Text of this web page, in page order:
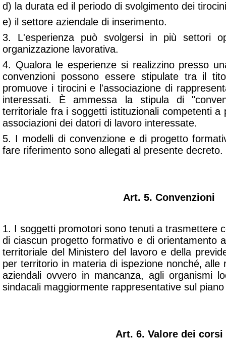
d) la durata ed il periodo di svolgimento dei
e) il settore aziendale di inserimento.
3. L'esperienza può svolgersi in più settori
organizzazione lavorativa.
4. Qualora le esperienze si realizzino presso
convenzioni possono essere stipulate tra il
promuove i tirocini e l'associazione di
interessati. È ammessa la stipula di
territoriale fra i soggetti istituzionali competenti a
associazioni dei datori di lavoro interessate.
5. I modelli di convenzione e di progetto
fare riferimento sono allegati al presente decreto.
Art. 5. Convenzioni
1. I soggetti promotori sono tenuti a trasmettere
di ciascun progetto formativo e di orientamento
territoriale del Ministero del lavoro e della
per territorio in materia di ispezione nonché‚ alle
aziendali ovvero in mancanza, agli organismi
sindacali maggiormente rappresentative sul
Art. 6. Valore dei corsi